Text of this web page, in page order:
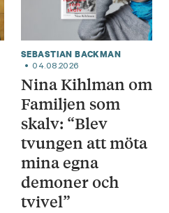
SEBASTIAN BACKMAN
04.08.2026
Nina Kihlman om
Familjen som
skalv: “Blev
tvungen att möta
mina egna
demoner och
tvivel”